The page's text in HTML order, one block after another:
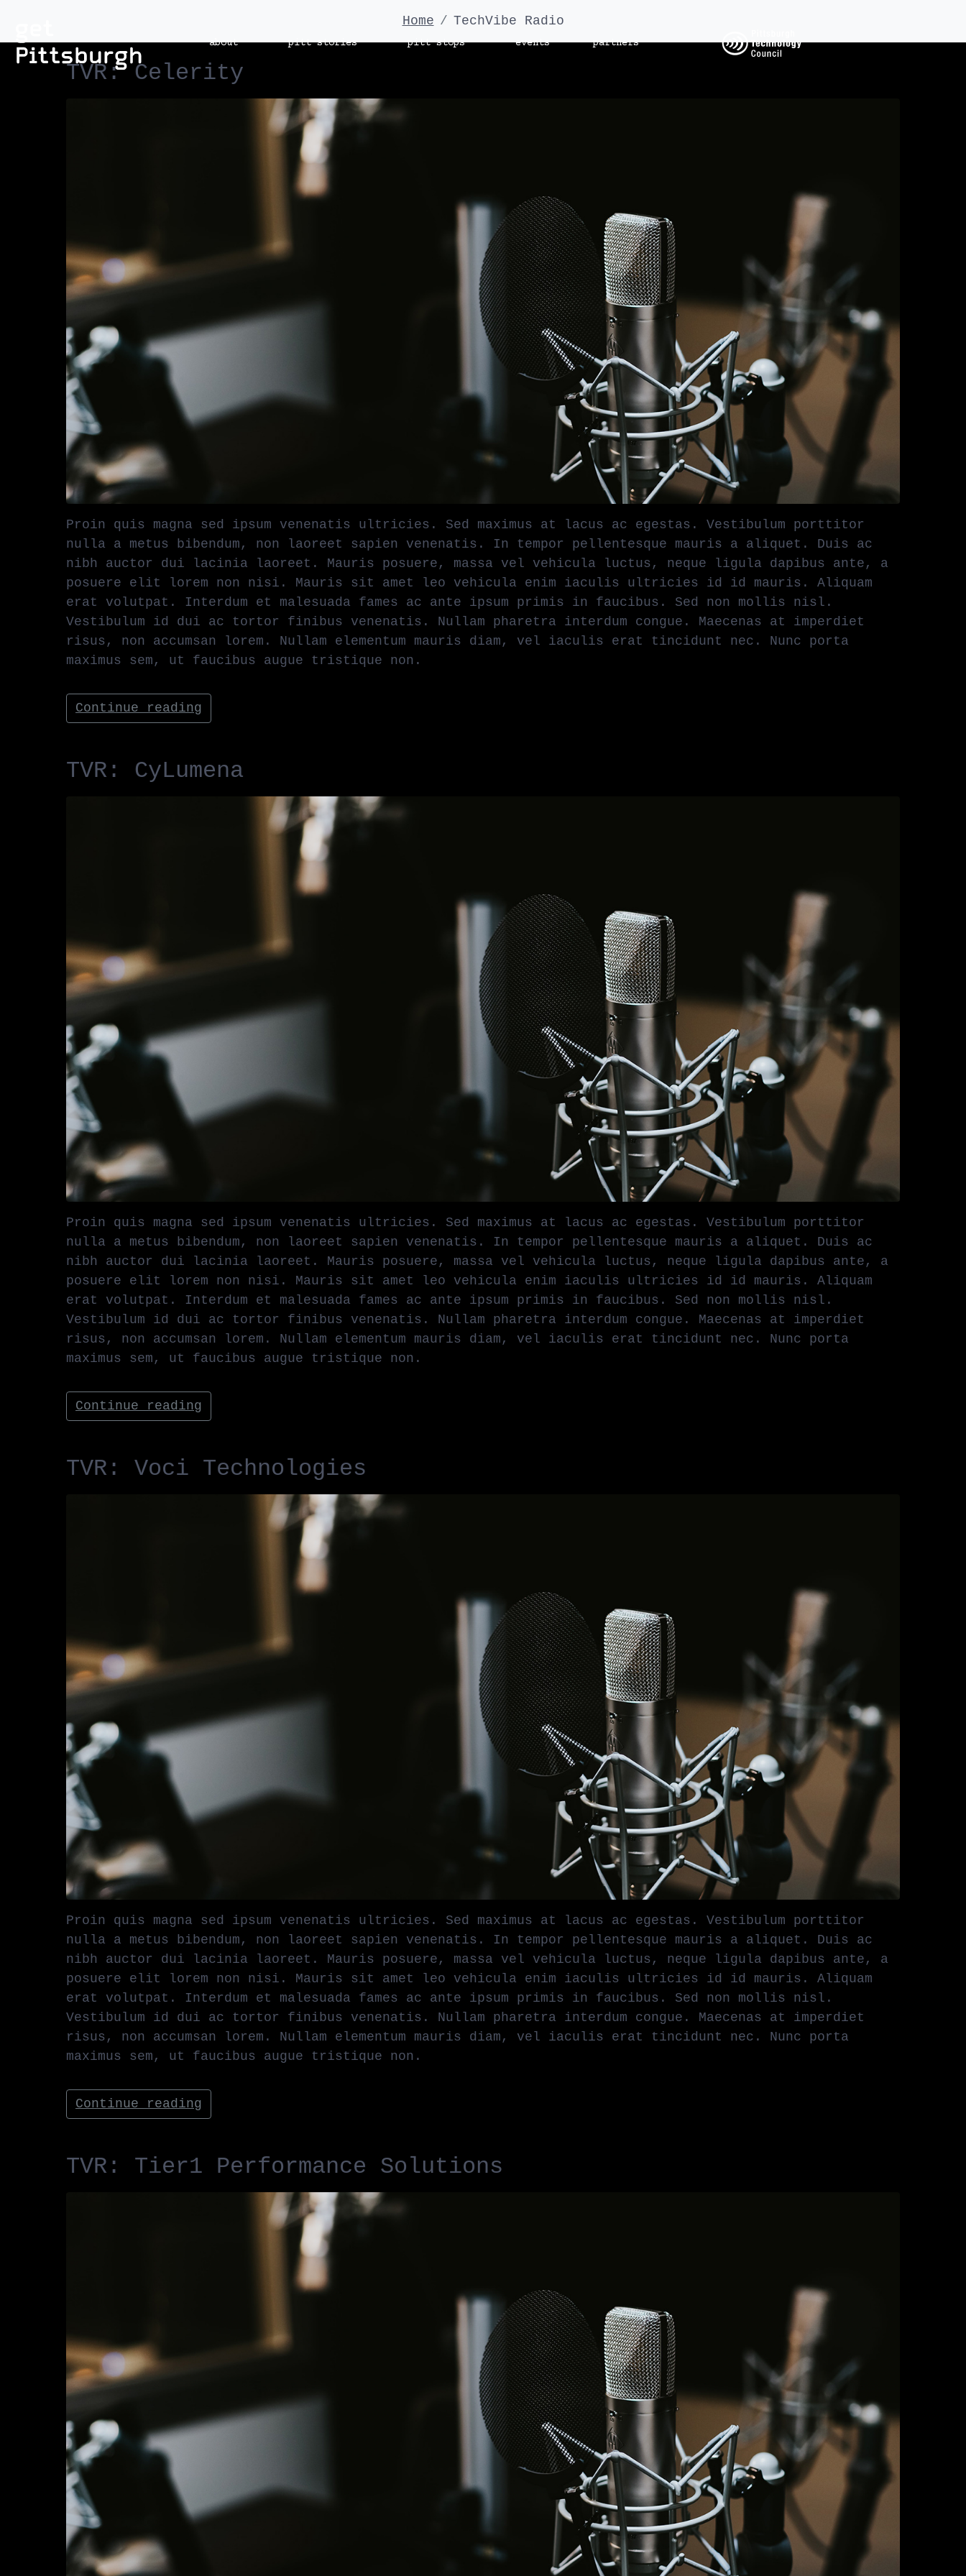
about pitt stories pitt stops events partners
Home TechVibe Radio
TVR: Celerity
Proin quis magna sed ipsum venenatis ultricies. Sed maximus at lacus ac egestas. Vestibulum porttitor
nulla a metus bibendum, non laoreet sapien venenatis. In tempor pellentesque mauris a aliquet. Duis ac
nibh auctor dui lacinia laoreet. Mauris posuere, massa vel vehicula luctus, neque ligula dapibus ante, a
posuere elit lorem non nisi. Mauris sit amet leo vehicula enim iaculis ultricies id id mauris. Aliquam
erat volutpat. Interdum et malesuada fames ac ante ipsum primis in faucibus. Sed non mollis nisl.
Vestibulum id dui ac tortor finibus venenatis. Nullam pharetra interdum congue. Maecenas at imperdiet
risus, non accumsan lorem. Nullam elementum mauris diam, vel iaculis erat tincidunt nec. Nunc porta
maximus sem, ut faucibus augue tristique non.
Continue reading
TVR: CyLumena
Proin quis magna sed ipsum venenatis ultricies. Sed maximus at lacus ac egestas. Vestibulum porttitor
nulla a metus bibendum, non laoreet sapien venenatis. In tempor pellentesque mauris a aliquet. Duis ac
nibh auctor dui lacinia laoreet. Mauris posuere, massa vel vehicula luctus, neque ligula dapibus ante, a
posuere elit lorem non nisi. Mauris sit amet leo vehicula enim iaculis ultricies id id mauris. Aliquam
erat volutpat. Interdum et malesuada fames ac ante ipsum primis in faucibus. Sed non mollis nisl.
Vestibulum id dui ac tortor finibus venenatis. Nullam pharetra interdum congue. Maecenas at imperdiet
risus, non accumsan lorem. Nullam elementum mauris diam, vel iaculis erat tincidunt nec. Nunc porta
maximus sem, ut faucibus augue tristique non.
Continue reading
TVR: Voci Technologies
Proin quis magna sed ipsum venenatis ultricies. Sed maximus at lacus ac egestas. Vestibulum porttitor
nulla a metus bibendum, non laoreet sapien venenatis. In tempor pellentesque mauris a aliquet. Duis ac
nibh auctor dui lacinia laoreet. Mauris posuere, massa vel vehicula luctus, neque ligula dapibus ante, a
posuere elit lorem non nisi. Mauris sit amet leo vehicula enim iaculis ultricies id id mauris. Aliquam
erat volutpat. Interdum et malesuada fames ac ante ipsum primis in faucibus. Sed non mollis nisl.
Vestibulum id dui ac tortor finibus venenatis. Nullam pharetra interdum congue. Maecenas at imperdiet
risus, non accumsan lorem. Nullam elementum mauris diam, vel iaculis erat tincidunt nec. Nunc porta
maximus sem, ut faucibus augue tristique non.
Continue reading
TVR: Tier1 Performance Solutions